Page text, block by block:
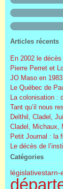
Articles récents
En 2002 le
Pierre Perret et
JO Maso en 1983
Le Québec de
La colonisation :
Tant qu’il nous
Delthil, Cladel,
Cladel, Michaux,
Petit Journal : la
Le décès de
Catégories
législativestarn-